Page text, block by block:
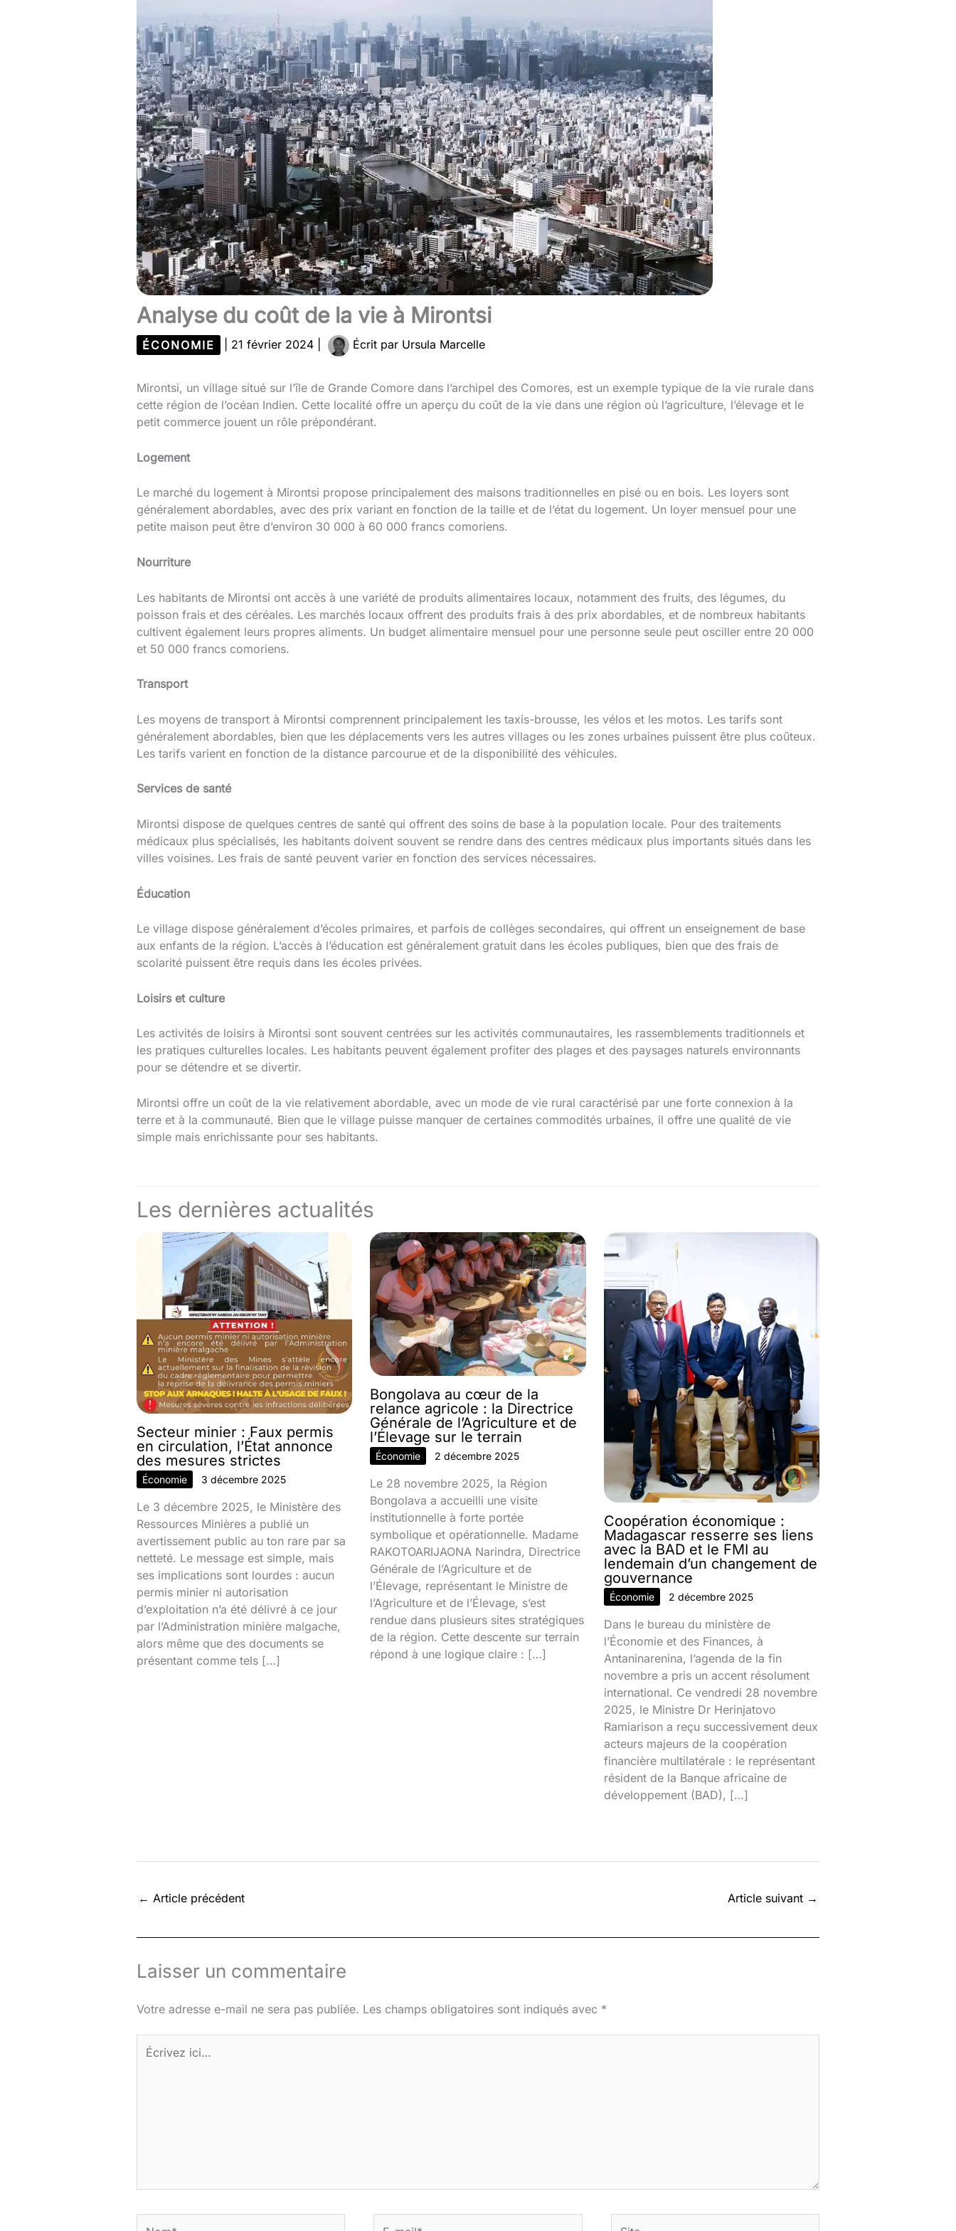
Analyse du coût de la vie à Mirontsi
ÉCONOMIE 21 février 2024 Écrit par Ursula Marcelle
Mirontsi, un village situé sur l’île de Grande Comore dans l’archipel des Comores, est un exemple typique de la vie rurale dans
cette région de l’océan Indien. Cette localité offre un aperçu du coût de la vie dans une région où l’agriculture, l’élevage et le
petit commerce jouent un rôle prépondérant.
Logement
Le marché du logement à Mirontsi propose principalement des maisons traditionnelles en pisé ou en bois. Les loyers sont
généralement abordables, avec des prix variant en fonction de la taille et de l’état du logement. Un loyer mensuel pour une
petite maison peut être d’environ 30 000 à 60 000 francs comoriens.
Nourriture
Les habitants de Mirontsi ont accès à une variété de produits alimentaires locaux, notamment des fruits, des légumes, du
poisson frais et des céréales. Les marchés locaux offrent des produits frais à des prix abordables, et de nombreux habitants
cultivent également leurs propres aliments. Un budget alimentaire mensuel pour une personne seule peut osciller entre 20 000
et 50 000 francs comoriens.
Transport
Les moyens de transport à Mirontsi comprennent principalement les taxis-brousse, les vélos et les motos. Les tarifs sont
généralement abordables, bien que les déplacements vers les autres villages ou les zones urbaines puissent être plus coûteux.
Les tarifs varient en fonction de la distance parcourue et de la disponibilité des véhicules.
Services de santé
Mirontsi dispose de quelques centres de santé qui offrent des soins de base à la population locale. Pour des traitements
médicaux plus spécialisés, les habitants doivent souvent se rendre dans des centres médicaux plus importants situés dans les
villes voisines. Les frais de santé peuvent varier en fonction des services nécessaires.
Éducation
Le village dispose généralement d’écoles primaires, et parfois de collèges secondaires, qui offrent un enseignement de base
aux enfants de la région. L’accès à l’éducation est généralement gratuit dans les écoles publiques, bien que des frais de
scolarité puissent être requis dans les écoles privées.
Loisirs et culture
Les activités de loisirs à Mirontsi sont souvent centrées sur les activités communautaires, les rassemblements traditionnels et
les pratiques culturelles locales. Les habitants peuvent également profiter des plages et des paysages naturels environnants
pour se détendre et se divertir.
Mirontsi offre un coût de la vie relativement abordable, avec un mode de vie rural caractérisé par une forte connexion à la
terre et à la communauté. Bien que le village puisse manquer de certaines commodités urbaines, il offre une qualité de vie
simple mais enrichissante pour ses habitants.
Les dernières actualités
Secteur minier : Faux permis
en circulation, l’État annonce
des mesures strictes
Économie 3 décembre 2025
Le 3 décembre 2025, le Ministère des
Ressources Minières a publié un
avertissement public au ton rare par sa
netteté. Le message est simple, mais
ses implications sont lourdes : aucun
permis minier ni autorisation
d’exploitation n’a été délivré à ce jour
par l’Administration minière malgache,
alors même que des documents se
présentant comme tels […]
Bongolava au cœur de la
relance agricole : la Directrice
Générale de l’Agriculture et de
l’Élevage sur le terrain
Économie 2 décembre 2025
Le 28 novembre 2025, la Région
Bongolava a accueilli une visite
institutionnelle à forte portée
symbolique et opérationnelle. Madame
RAKOTOARIJAONA Narindra, Directrice
Générale de l’Agriculture et de
l’Élevage, représentant le Ministre de
l’Agriculture et de l’Élevage, s’est
rendue dans plusieurs sites stratégiques
de la région. Cette descente sur terrain
répond à une logique claire : […]
Coopération économique :
Madagascar resserre ses liens
avec la BAD et le FMI au
lendemain d’un changement de
gouvernance
Économie 2 décembre 2025
Dans le bureau du ministère de
l’Économie et des Finances, à
Antaninarenina, l’agenda de la fin
novembre a pris un accent résolument
international. Ce vendredi 28 novembre
2025, le Ministre Dr Herinjatovo
Ramiarison a reçu successivement deux
acteurs majeurs de la coopération
financière multilatérale : le représentant
résident de la Banque africaine de
développement (BAD), […]
← Article précédent Article suivant →
Laisser un commentaire
Votre adresse e-mail ne sera pas publiée. Les champs obligatoires sont indiqués avec *
ici…